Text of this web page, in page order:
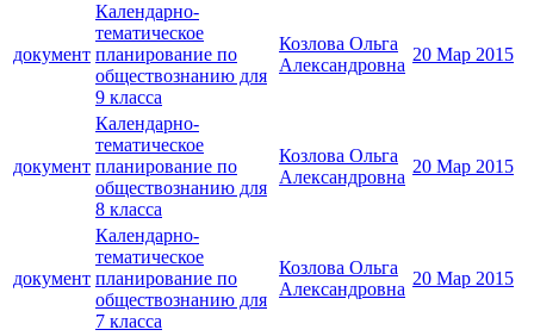
документ
Календарно-
тематическое
планирование по
обществознанию для
9 класса
Козлова Ольга
Александровна
20 Мар 2015
документ
Календарно-
тематическое
планирование по
обществознанию для
8 класса
Козлова Ольга
Александровна
20 Мар 2015
документ
Календарно-
тематическое
планирование по
обществознанию для
7 класса
Козлова Ольга
Александровна
20 Мар 2015